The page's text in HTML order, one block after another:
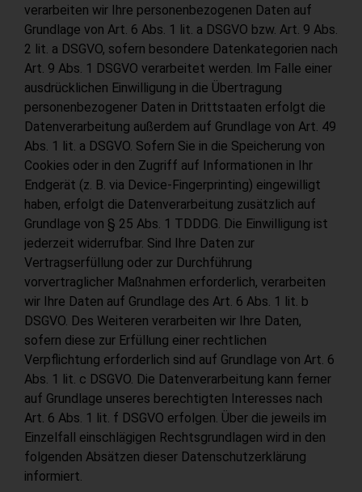
verarbeiten wir Ihre personenbezogenen Daten auf
Grundlage von Art. 6 Abs. 1 lit. a DSGVO bzw. Art. 9 Abs.
2 lit. a DSGVO, sofern besondere Datenkategorien nach
Art. 9 Abs. 1 DSGVO verarbeitet werden. Im Falle einer
ausdrücklichen Einwilligung in die Übertragung
personenbezogener Daten in Drittstaaten erfolgt die
Datenverarbeitung außerdem auf Grundlage von Art. 49
Abs. 1 lit. a DSGVO. Sofern Sie in die Speicherung von
Cookies oder in den Zugriff auf Informationen in Ihr
Endgerät (z. B. via Device-Fingerprinting) eingewilligt
haben, erfolgt die Datenverarbeitung zusätzlich auf
Grundlage von § 25 Abs. 1 TDDDG. Die Einwilligung ist
jederzeit widerrufbar. Sind Ihre Daten zur
Vertragserfüllung oder zur Durchführung
vorvertraglicher Maßnahmen erforderlich, verarbeiten
wir Ihre Daten auf Grundlage des Art. 6 Abs. 1 lit. b
DSGVO. Des Weiteren verarbeiten wir Ihre Daten,
sofern diese zur Erfüllung einer rechtlichen
Verpflichtung erforderlich sind auf Grundlage von Art. 6
Abs. 1 lit. c DSGVO. Die Datenverarbeitung kann ferner
auf Grundlage unseres berechtigten Interesses nach
Art. 6 Abs. 1 lit. f DSGVO erfolgen. Über die jeweils im
Einzelfall einschlägigen Rechtsgrundlagen wird in den
folgenden Absätzen dieser Datenschutzerklärung
informiert.